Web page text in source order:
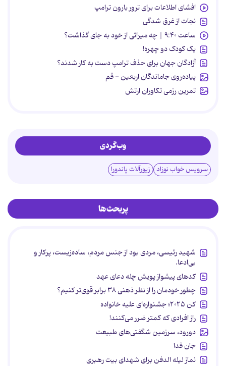
افشای اطلاعات برای ترور بارون ترامپ
نجات از غرق شدگی
ساعت ۹:۴۰ | چه میراثی از خود به جای گذاشت؟
یک کودک دو چهره!
آزادگان جهان برای حذف ترامپ دست به کار شدند؟
پیاده‌روی جاماندگان اربعین - قم
تمرین رزمی تکاوران ارتش
وب‌گردی
سرویس خواب نوزاد زیورآلات پاندورا
پربحث‌ها
شهید رئیسی، مردی بود از جنس مردم، ساده‌زیست، پرکار و
بی‌ادعا.
کدهای پیشواز پویش چله دعای عهد
چطور خودمان را از نظر ذهنی ۳۸ برابر قوی‌تر کنیم؟
کن ۲۰۲۵؛ جشنواره‌ای علیه خانواده
راز افرادی که کمتر ضرر می‌کنند!
دورود، سرزمین شگفتی‌های طبیعت
جان فدا
نماز لیله الدفن برای شهدای بیت رهبری